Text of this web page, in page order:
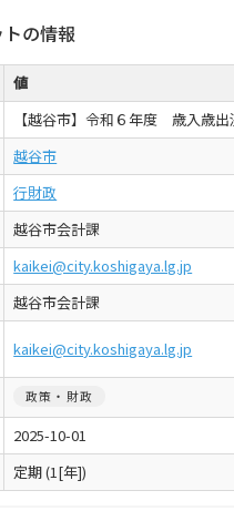
の情報
値
【越谷市】令和６年度 歳入歳出
越谷市
行財政
越谷市会計課
kaikei@city.koshigaya.lg.jp
越谷市会計課
kaikei@city.koshigaya.lg.jp
政策・財政
2025-10-01
定期 (1[年])